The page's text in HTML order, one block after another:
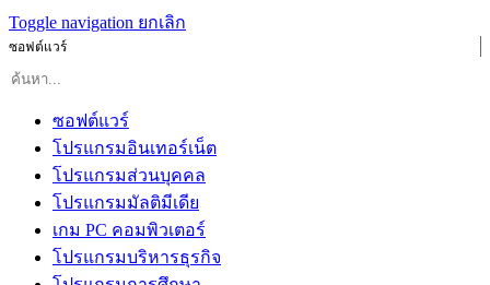
Toggle navigation ยกเลิก
ซอฟต์แวร์
ซอฟต์แวร์
โปรแกรมอินเทอร์เน็ต
โปรแกรมส่วนบุคคล
โปรแกรมมัลติมีเดีย
เกม PC คอมพิวเตอร์
โปรแกรมบริหารธุรกิจ